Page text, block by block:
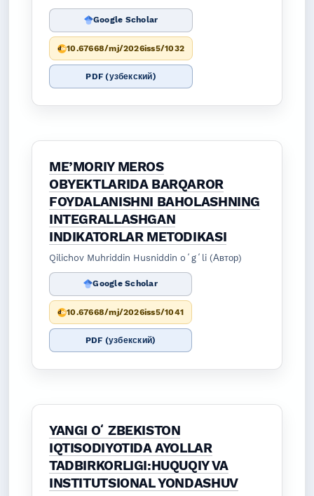
Google Scholar
10.67668/mj/2026iss5/1032
PDF (узбекский)
ME’MORIY MEROS
OBYEKTLARIDA BARQAROR
FOYDALANISHNI BAHOLASHNING
INTEGRALLASHGAN
INDIKATORLAR METODIKASI
Qilichov Muhriddin Husniddin oʻgʻli (Автор)
Google Scholar
10.67668/mj/2026iss5/1041
PDF (узбекский)
YANGI OʻZBEKISTON
IQTISODIYOTIDA AYOLLAR
TADBIRKORLIGI:HUQUQIY VA
INSTITUTSIONAL YONDASHUV